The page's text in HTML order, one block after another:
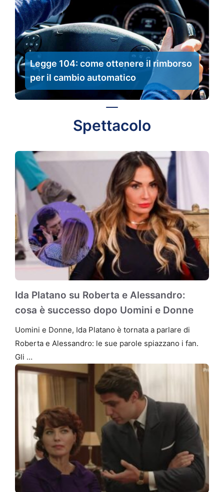
Legge 104: come ottenere il rimborso
per il cambio automatico
Spettacolo
Ida Platano su Roberta e Alessandro:
cosa è successo dopo Uomini e Donne
Uomini e Donne, Ida Platano è tornata a parlare di
Roberta e Alessandro: le sue parole spiazzano i fan.
Gli …